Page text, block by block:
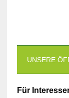
UNSERE
Für